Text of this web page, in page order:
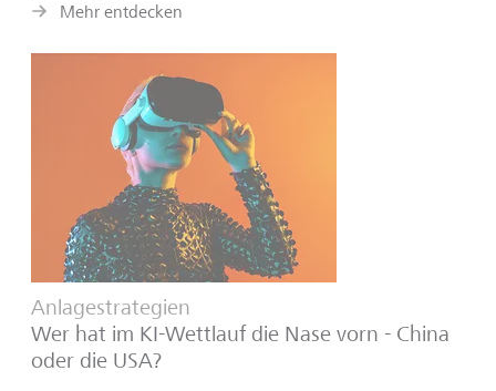
Mehr entdecken
Anlagestrategien
Wer hat im KI-Wettlauf die Nase vorn - China
oder die USA?